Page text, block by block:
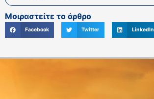
Μοιραστείτε το άρθρο
Facebook Twitter LinkedIn